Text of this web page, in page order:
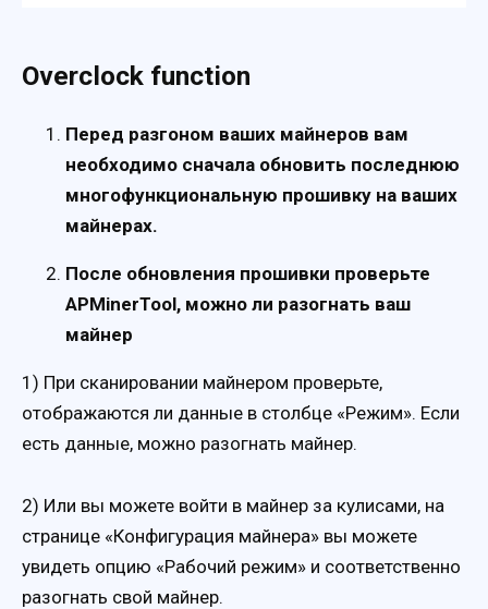
Overclock function
Перед разгоном ваших майнеров вам
необходимо сначала обновить последнюю
многофункциональную прошивку на ваших
майнерах.
После обновления прошивки проверьте
APMinerTool, можно ли разогнать ваш
майнер
1) При сканировании майнером проверьте,
отображаются ли данные в столбце «Режим». Если
есть данные, можно разогнать майнер.
2) Или вы можете войти в майнер за кулисами, на
странице «Конфигурация майнера» вы можете
увидеть опцию «Рабочий режим» и соответственно
разогнать свой майнер.